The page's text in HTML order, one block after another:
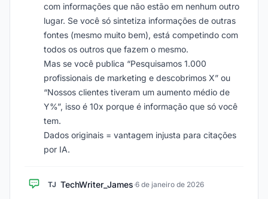
com informações que não estão em nenhum outro
lugar. Se você só sintetiza informações de outras
fontes (mesmo muito bem), está competindo com
todos os outros que fazem o mesmo.
Mas se você publica “Pesquisamos 1.000
profissionais de marketing e descobrimos X” ou
“Nossos clientes tiveram um aumento médio de
Y%”, isso é 10x porque é informação que só você
tem.
Dados originais = vantagem injusta para citações
por IA.
TJ TechWriter_James·6 de janeiro de 2026